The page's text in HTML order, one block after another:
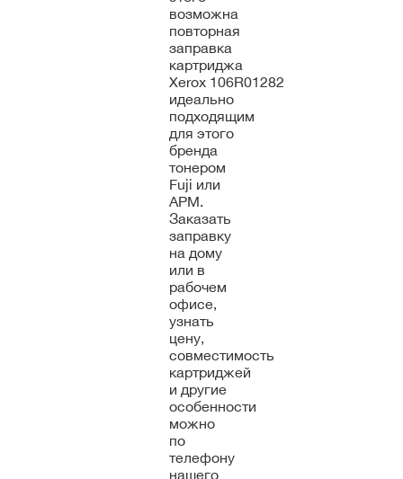
возможна
повторная
заправка
картриджа
Xerox 106R01282
идеально
подходящим
для этого
бренда
тонером
Fuji или
APM.
Заказать
заправку
на дому
или в
рабочем
офисе,
узнать
цену,
совместимость
картриджей
и другие
особенности
можно
по
телефону
нашего